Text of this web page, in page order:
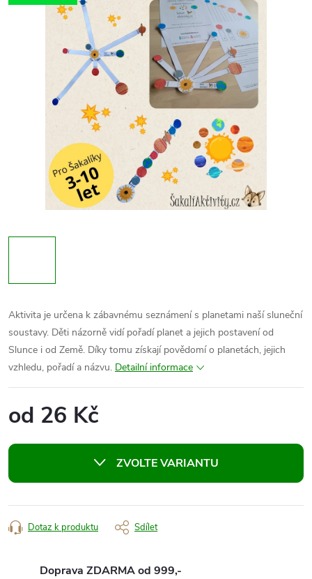
Aktivita je určena k zábavnému seznámení s planetami naší sluneční
soustavy. Děti názorně vidí pořadí planet a jejich postavení od
Slunce i od Země. Díky tomu získají povědomí o planetách, jejich
vzhledu, pořadí a názvu. Detailní informace
od 26 Kč
cena:
ZVOLTE VARIANTU
Dotaz k produktu Sdílet
Doprava ZDARMA od 999,-